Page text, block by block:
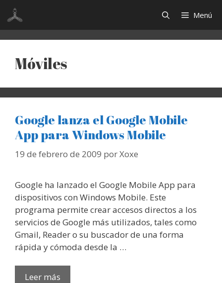
Saltar
contenido
Menú
Móviles
Google lanza el Google Mobile
App para Windows Mobile
19 de febrero de 2009 porXoxe
Google ha lanzado el Google Mobile App para
dispositivos con Windows Mobile. Este
programa permite crear accesos directos a los
servicios de Google más utilizados, tales como
Gmail, Reader o su buscador de una forma
rápida y cómoda desde la …
Leer más